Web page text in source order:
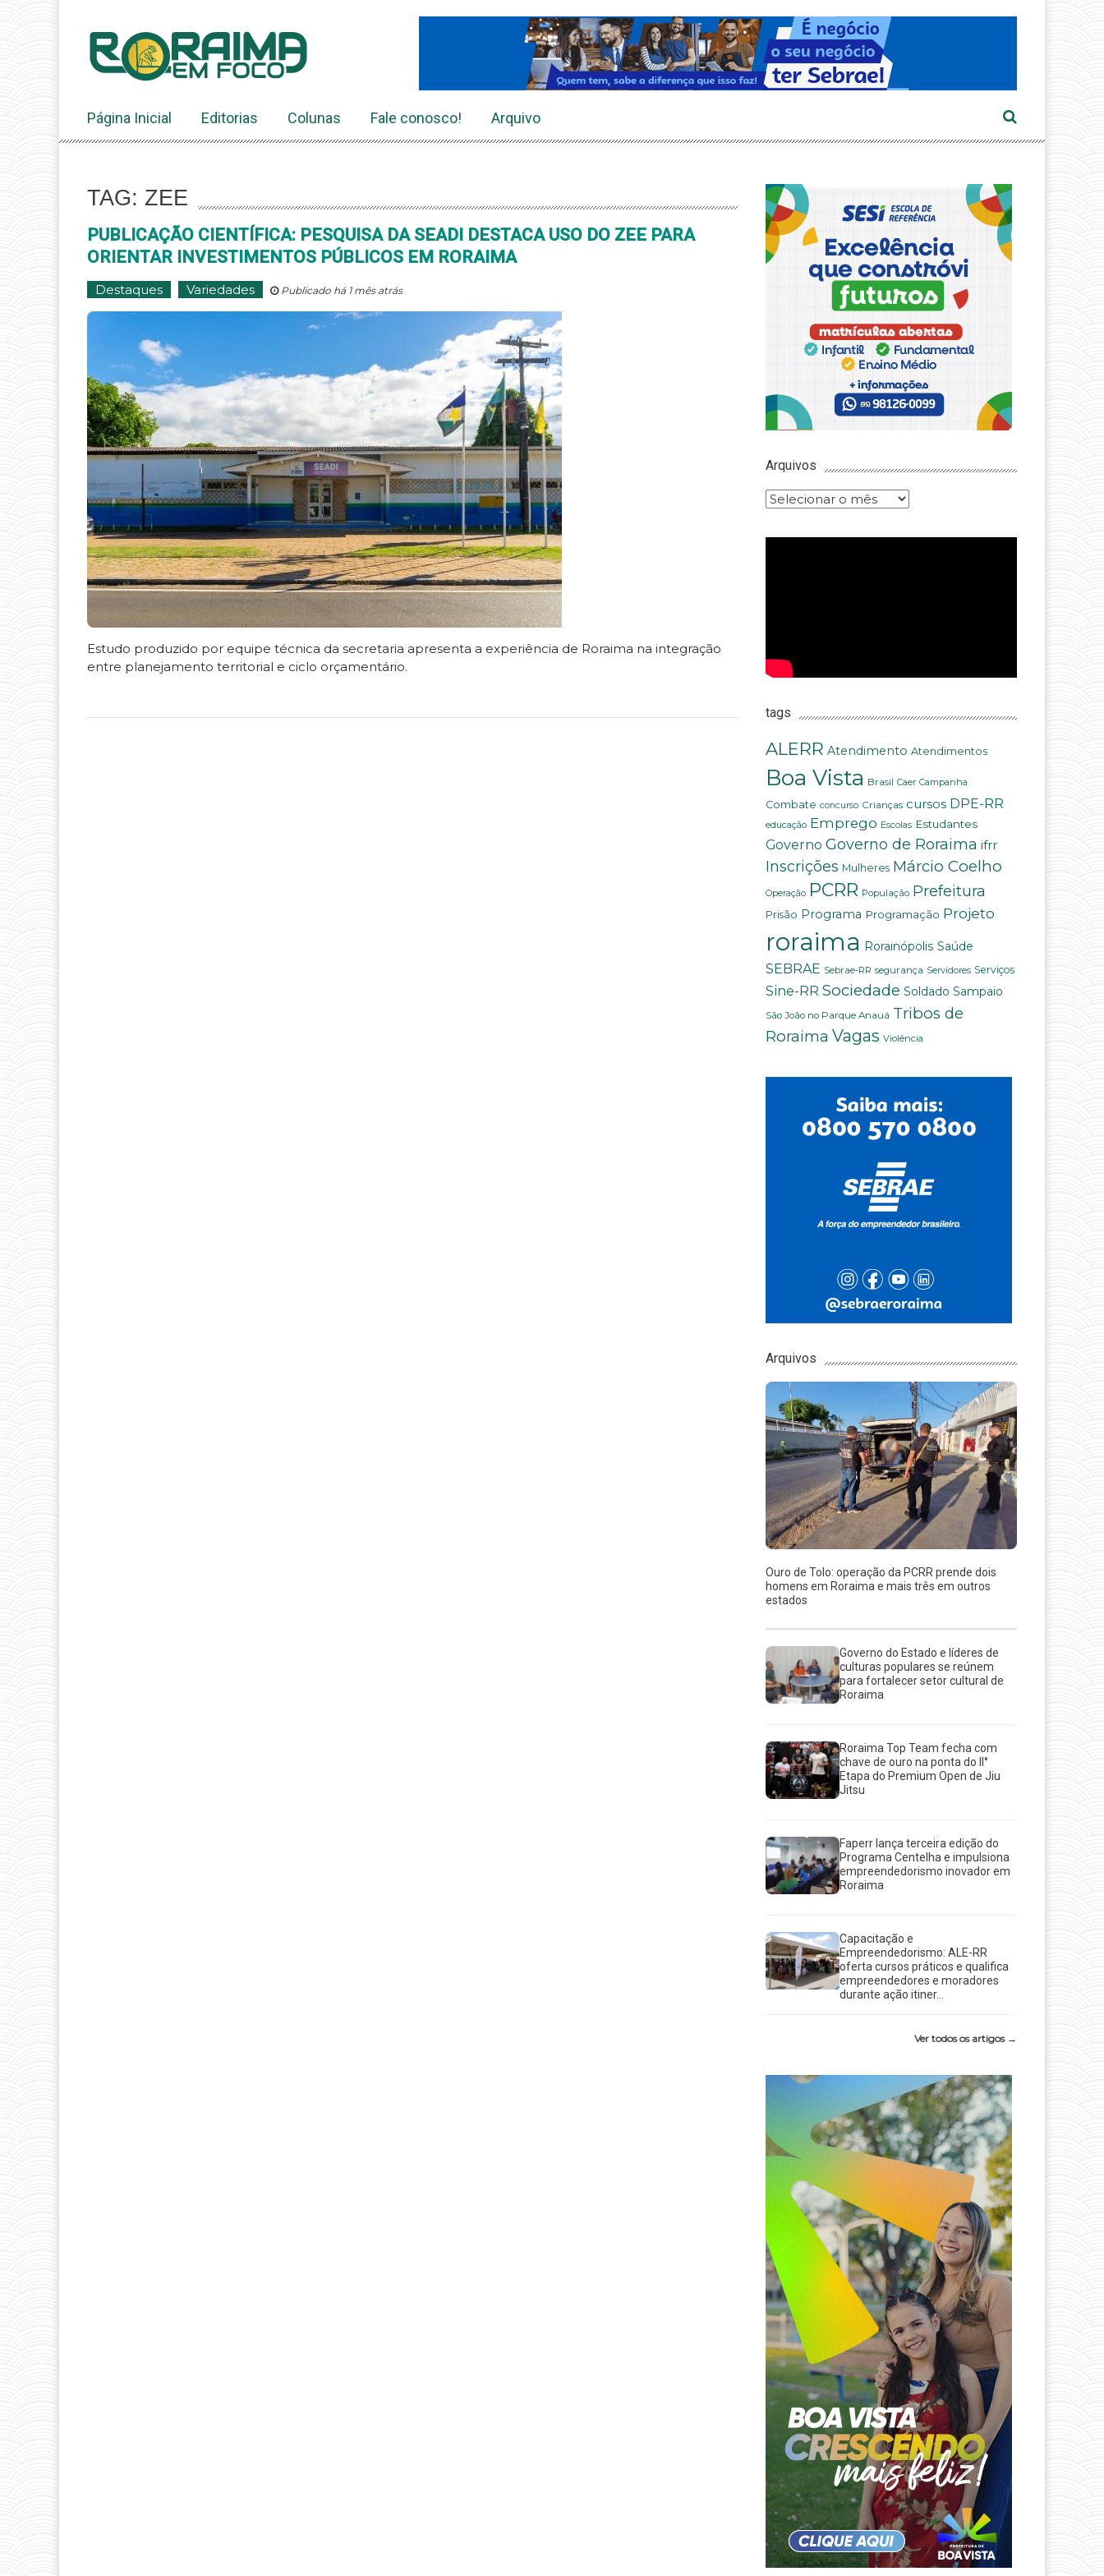
conteúdo
Página Inicial Editorias Colunas Fale conosco! Arquivo
TAG: ZEE
PUBLICAÇÃO CIENTÍFICA: PESQUISA DA SEADI DESTACA USO DO ZEE PARA
ORIENTAR INVESTIMENTOS PÚBLICOS EM RORAIMA
Destaques Variedades Publicado há 1 mês atrás
Estudo produzido por equipe técnica da secretaria apresenta a experiência de Roraima na integração
entre planejamento territorial e ciclo orçamentário.
Arquivos
Arquivos
tags
ALERR Atendimento Atendimentos
Boa Vista Brasil Caer Campanha
Combate concurso Crianças cursos DPE-RR
educação Emprego Escolas Estudantes
Governo Governo de Roraima ifrr
Inscrições Mulheres Márcio Coelho
Operação PCRR População Prefeitura
Prisão Programa Programação Projeto
roraima Rorainópolis Saúde
SEBRAE Sebrae-RR segurança Servidores Serviços
Sine-RR Sociedade Soldado Sampaio
São João no Parque Anauá Tribos de
Roraima Vagas Violência
Arquivos
Ouro de Tolo: operação da PCRR prende dois
homens em Roraima e mais três em outros
estados
Governo do Estado e líderes de
culturas populares se reúnem
para fortalecer setor cultural de
Roraima
Roraima Top Team fecha com
chave de ouro na ponta do II°
Etapa do Premium Open de Jiu
Jitsu
Faperr lança terceira edição do
Programa Centelha e impulsiona
empreendedorismo inovador em
Roraima
Capacitação e
Empreendedorismo: ALE-RR
oferta cursos práticos e qualifica
empreendedores e moradores
durante ação itiner...
Ver todos os artigos →